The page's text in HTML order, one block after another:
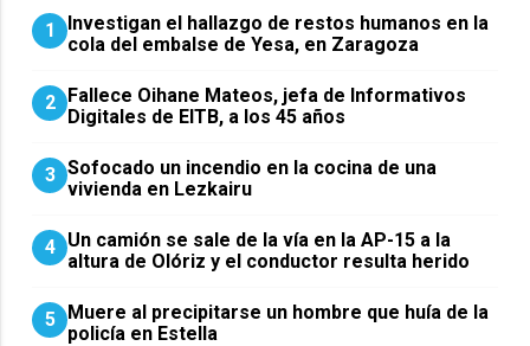
1
Investigan el hallazgo de restos humanos en la
cola del embalse de Yesa, en Zaragoza
2 Fallece Oihane Mateos, jefa de Informativos
Digitales de EITB, a los 45 años
3 Sofocado un incendio en la cocina de una
vivienda en Lezkairu
4 Un camión se sale de la vía en la AP-15 a la
altura de Olóriz y el conductor resulta herido
5 Muere al precipitarse un hombre que huía de la
policía en Estella